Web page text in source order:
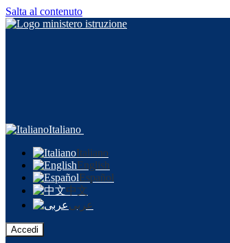
Salta al contenuto
Italiano
Italiano
English
Español
中文
عربى
Accedi